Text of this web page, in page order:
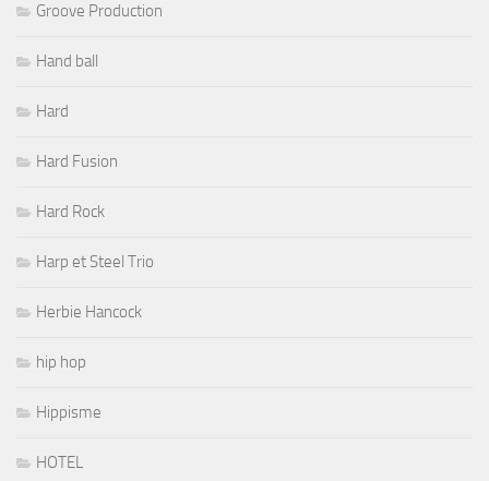
Groove Production
Hand ball
Hard
Hard Fusion
Hard Rock
Harp et Steel Trio
Herbie Hancock
hip hop
Hippisme
HOTEL